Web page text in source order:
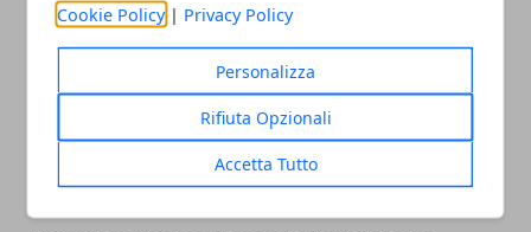
Cookie Policy | Privacy Policy
Personalizza
Rifiuta Opzionali
Accetta Tutto
Social Media e Istruzione: Un Binomio